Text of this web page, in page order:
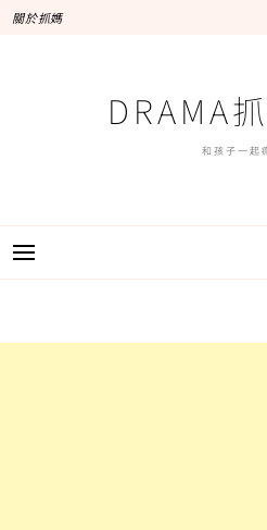
關於抓媽
DRAMA
和孩子一起